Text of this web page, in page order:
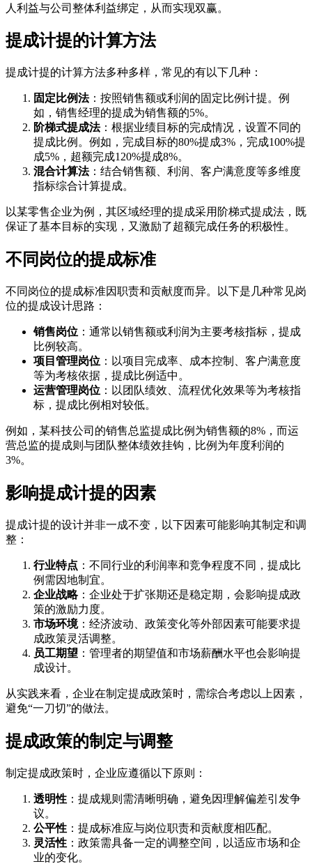
人利益与公司整体利益绑定，从而实现双赢。
提成计提的计算方法
提成计提的计算方法多种多样，常见的有以下几种：
固定比例法：按照销售额或利润的固定比例计提。例
如，销售经理的提成为销售额的5%。
阶梯式提成法：根据业绩目标的完成情况，设置不同的
提成比例。例如，完成目标的80%提成3%，完成100%提
成5%，超额完成120%提成8%。
混合计算法：结合销售额、利润、客户满意度等多维度
指标综合计算提成。
以某零售企业为例，其区域经理的提成采用阶梯式提成法，既
保证了基本目标的实现，又激励了超额完成任务的积极性。
不同岗位的提成标准
不同岗位的提成标准因职责和贡献度而异。以下是几种常见岗
位的提成设计思路：
销售岗位 ：通常以销售额或利润为主要考核指标，提成
比例较高。
项目管理岗位 ：以项目完成率、成本控制、客户满意度
等为考核依据，提成比例适中。
运营管理岗位 ：以团队绩效、流程优化效果等为考核指
标，提成比例相对较低。
例如，某科技公司的销售总监提成比例为销售额的8%，而运
营总监的提成则与团队整体绩效挂钩，比例为年度利润的
3%。
影响提成计提的因素
提成计提的设计并非一成不变，以下因素可能影响其制定和调
整：
行业特点 ：不同行业的利润率和竞争程度不同，提成比
例需因地制宜。
企业战略：企业处于扩张期还是稳定期，会影响提成政
策的激励力度。
市场环境：经济波动、政策变化等外部因素可能要求提
成政策灵活调整。
员工期望 ：管理者的期望值和市场薪酬水平也会影响提
成设计。
从实践来看，企业在制定提成政策时，需综合考虑以上因素，
避免“一刀切”的做法。
提成政策的制定与调整
制定提成政策时，企业应遵循以下原则：
透明性 ：提成规则需清晰明确，避免因理解偏差引发争
议。
公平性 ：提成标准应与岗位职责和贡献度相匹配。
灵活性 ：政策需具备一定的调整空间，以适应市场和企
业的变化。